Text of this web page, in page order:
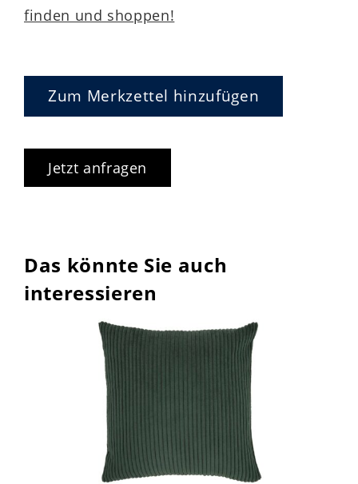
finden und shoppen!
Zum Merkzettel hinzufügen
Jetzt anfragen
Das könnte Sie auch
interessieren